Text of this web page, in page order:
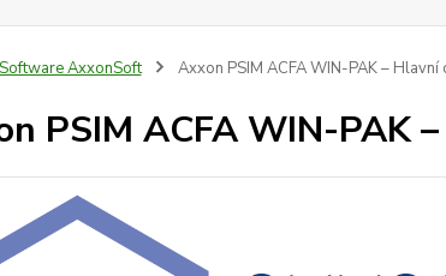
Software AxxonSoft Axxon PSIM ACFA WIN-PAK – Hlavní
PSIM ACFA WIN-PAK